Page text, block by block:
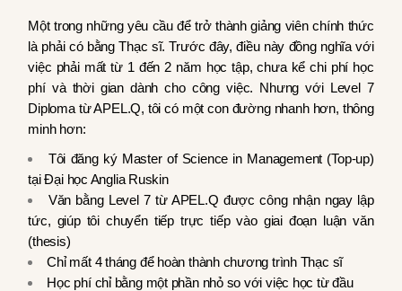
Một trong những yêu cầu để trở thành giảng viên chính thức
là phải có bằng Thạc sĩ. Trước đây, điều này đồng nghĩa với
việc phải mất từ 1 đến 2 năm học tập, chưa kể chi phí học
phí và thời gian dành cho công việc. Nhưng với Level 7
Diploma từ APEL.Q, tôi có một con đường nhanh hơn, thông
minh hơn:
Tôi đăng ký Master of Science in Management (Top-up)
tại Đại học Anglia Ruskin
Văn bằng Level 7 từ APEL.Q được công nhận ngay lập
tức, giúp tôi chuyển tiếp trực tiếp vào giai đoạn luận văn
(thesis)
Chỉ mất 4 tháng để hoàn thành chương trình Thạc sĩ
Học phí chỉ bằng một phần nhỏ so với việc học từ đầu